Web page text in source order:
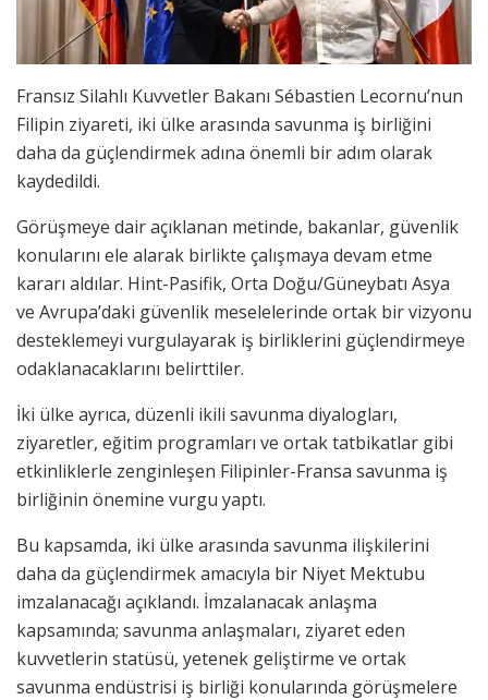
Fransız Silahlı Kuvvetler Bakanı Sébastien Lecornu’nun
Filipin ziyareti, iki ülke arasında savunma iş birliğini
daha da güçlendirmek adına önemli bir adım olarak
kaydedildi.
Görüşmeye dair açıklanan metinde, bakanlar, güvenlik
konularını ele alarak birlikte çalışmaya devam etme
kararı aldılar. Hint-Pasifik, Orta Doğu/Güneybatı Asya
ve Avrupa’daki güvenlik meselelerinde ortak bir vizyonu
desteklemeyi vurgulayarak iş birliklerini güçlendirmeye
odaklanacaklarını belirttiler.
İki ülke ayrıca, düzenli ikili savunma diyalogları,
ziyaretler, eğitim programları ve ortak tatbikatlar gibi
etkinliklerle zenginleşen Filipinler-Fransa savunma iş
birliğinin önemine vurgu yaptı.
Bu kapsamda, iki ülke arasında savunma ilişkilerini
daha da güçlendirmek amacıyla bir Niyet Mektubu
imzalanacağı açıklandı. İmzalanacak anlaşma
kapsamında; savunma anlaşmaları, ziyaret eden
kuvvetlerin statüsü, yetenek geliştirme ve ortak
savunma endüstrisi iş birliği konularında görüşmelere